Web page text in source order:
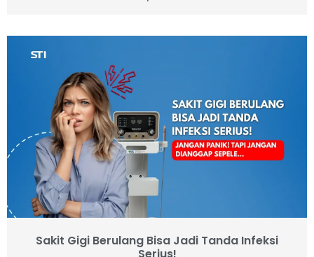
Sakit Gigi Berulang Bisa Jadi Tanda Infeksi